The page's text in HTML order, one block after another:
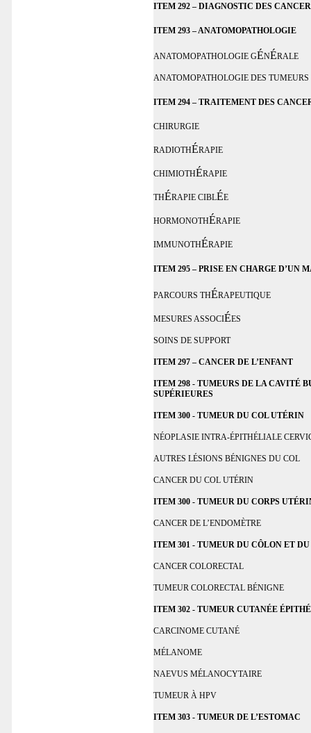
ITEM 292 – DIAGNOSTIC DES
ITEM 293 – ANATOMOPATHOLOGIE
ANATOMOPATHOLOGIE GÉNÉRALE
ANATOMOPATHOLOGIE DES TUMEURS
ITEM 294 – TRAITEMENT DES
CHIRURGIE
RADIOTHÉRAPIE
CHIMIOTHÉRAPIE
THÉRAPIE CIBLÉE
HORMONOTHÉRAPIE
IMMUNOTHÉRAPIE
ITEM 295 – PRISE EN CHARGE D’UN
PARCOURS THÉRAPEUTIQUE
MESURES ASSOCIÉES
SOINS DE SUPPORT
ITEM 297 – CANCER DE L’ENFANT
ITEM 298 - TUMEURS DE LA CAVITÉ
SUPÉRIEURES
ITEM 300 - TUMEUR DU COL UTÉRIN
NÉOPLASIE INTRA-ÉPITHÉLIALE
AUTRES LÉSIONS BÉNIGNES DU COL
CANCER DU COL UTÉRIN
ITEM 300 - TUMEUR DU CORPS
CANCER DE L’ENDOMÈTRE
ITEM 301 - TUMEUR DU CÔLON ET
CANCER COLORECTAL
TUMEUR COLORECTAL BÉNIGNE
ITEM 302 - TUMEUR CUTANÉE
CARCINOME CUTANÉ
MÉLANOME
NAEVUS MÉLANOCYTAIRE
TUMEUR À HPV
ITEM 303 - TUMEUR DE L’ESTOMAC